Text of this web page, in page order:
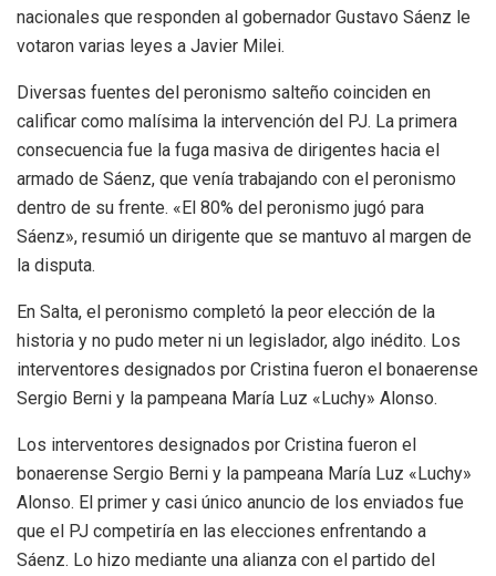
nacionales que responden al gobernador Gustavo Sáenz le
votaron varias leyes a Javier Milei.
Diversas fuentes del peronismo salteño coinciden en
calificar como malísima la intervención del PJ. La primera
consecuencia fue la fuga masiva de dirigentes hacia el
armado de Sáenz, que venía trabajando con el peronismo
dentro de su frente. «El 80% del peronismo jugó para
Sáenz», resumió un dirigente que se mantuvo al margen de
la disputa.
En Salta, el peronismo completó la peor elección de la
historia y no pudo meter ni un legislador, algo inédito. Los
interventores designados por Cristina fueron el bonaerense
Sergio Berni y la pampeana María Luz «Luchy» Alonso.
Los interventores designados por Cristina fueron el
bonaerense Sergio Berni y la pampeana María Luz «Luchy»
Alonso. El primer y casi único anuncio de los enviados fue
que el PJ competiría en las elecciones enfrentando a
Sáenz. Lo hizo mediante una alianza con el partido del